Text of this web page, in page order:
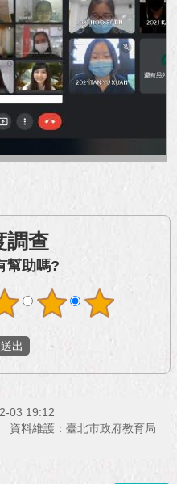
調查
幫助嗎?
03 19:12
資料維護：臺北市政府教育局